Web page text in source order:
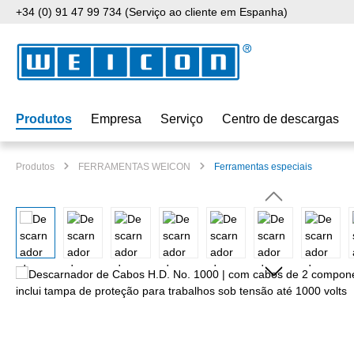
o conteúdo principal
Saltar para a pesquisa
Saltar para a navegação principal
+34 (0) 91 47 99 734 (Serviço ao cliente em Espanha)
Produtos Empresa Serviço Centro de descargas
Produtos FERRAMENTAS WEICON Ferramentas especiais
Ignorar galeria de imagens